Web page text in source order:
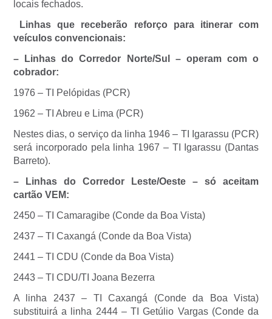
locais fechados.
Linhas que receberão reforço para itinerar com
veículos convencionais:
– Linhas do Corredor Norte/Sul – operam com o
cobrador:
1976 – TI Pelópidas (PCR)
1962 – TI Abreu e Lima (PCR)
Nestes dias, o serviço da linha 1946 – TI Igarassu (PCR)
será incorporado pela linha 1967 – TI Igarassu (Dantas
Barreto).
– Linhas do Corredor Leste/Oeste – só aceitam
cartão VEM:
2450 – TI Camaragibe (Conde da Boa Vista)
2437 – TI Caxangá (Conde da Boa Vista)
2441 – TI CDU (Conde da Boa Vista)
2443 – TI CDU/TI Joana Bezerra
A linha 2437 – TI Caxangá (Conde da Boa Vista)
substituirá a linha 2444 – TI Getúlio Vargas (Conde da